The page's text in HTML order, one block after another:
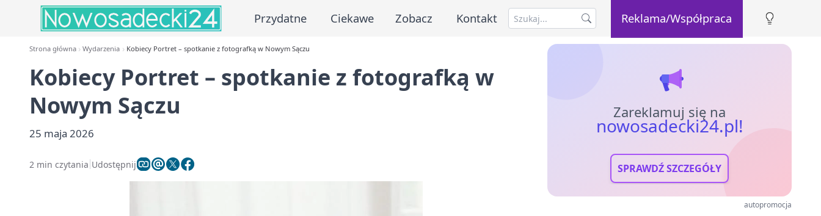
Przydatne Ciekawe Zobacz Kontakt Reklama/Współpraca
Strona główna Wydarzenia Kobiecy Portret – spotkanie z fotografką w Nowym Sączu
Kobiecy Portret – spotkanie z fotografką w
Nowym Sączu
25 maja 2026
2 min czytania Udostępnij
Zareklamuj się na
nowosadecki24.pl!
SPRAWDŹ SZCZEGÓŁY
autopromocja